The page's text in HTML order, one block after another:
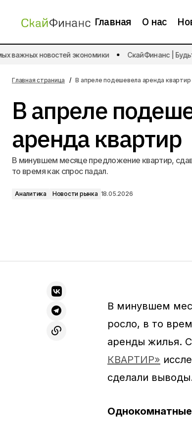
Главная О нас
Чистая прибыль «Совкомбанка»
новостей экономики СкайФинанс | Будьте
Главная страница В апреле подешевела аренда квартир
В апреле
аренда квартир
В минувшем месяце предложение квартир,
то время как спрос падал.
Аналитика Новости рынка 18.05.2026
В минувшем
росло, в то
аренды жилья.
КВАРТИР»
сделали